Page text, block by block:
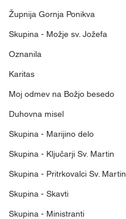
Župnija Gornja Ponikva
Skupina - Možje sv. Jožefa
Oznanila
Karitas
Moj odmev na Božjo besedo
Duhovna misel
Skupina - Marijino delo
Skupina - Ključarji Sv. Martin
Skupina - Pritrkovalci Sv. Martin
Skupina - Skavti
Skupina - Ministranti